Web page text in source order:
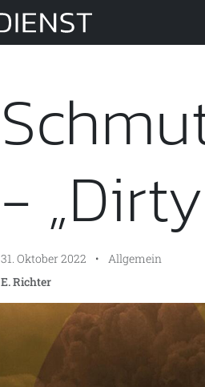
Truppendienst
-
31. Oktober 2022 •
Allgemein
E. Richter